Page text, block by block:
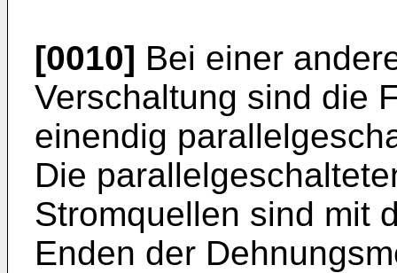
[0010] Bei einer
Verschaltung sind die
einendig
Die
Stromquellen sind mit
Enden der